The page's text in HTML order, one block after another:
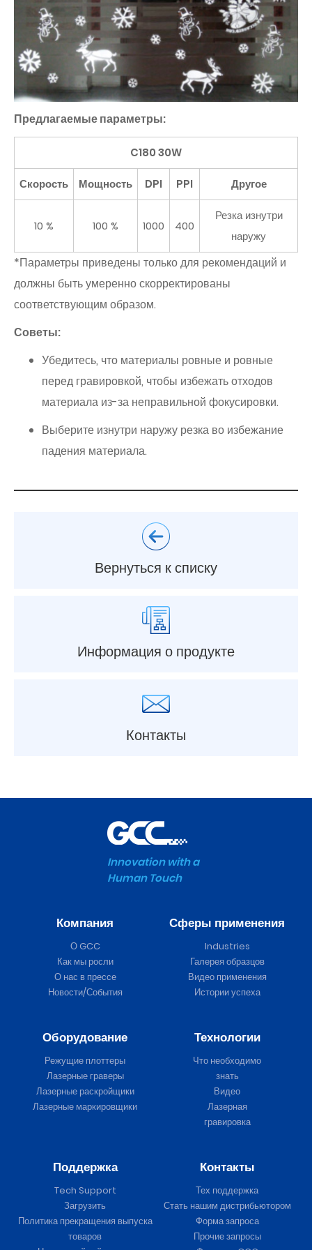
Предлагаемые параметры:
C180 30W
Скорость Мощность DPI PPI Другое
10 % 100 % 1000 400
Резка изнутри
наружу
*Параметры приведены только для рекомендаций и
должны быть умеренно скорректированы
соответствующим образом.
Советы:
Убедитесь, что материалы ровные и ровные
перед гравировкой, чтобы избежать отходов
материала из-за неправильной фокусировки.
Выберите изнутри наружу резка во избежание
падения материала.
Вернуться к списку
Информация о продукте
Контакты
Innovation with a
Human Touch
Компания
О GCC
Как мы росли
О нас в прессе
Новости/События
Сферы применения
Industries
Галерея образцов
Видео применения
Истории успеха
Оборудование
Режущие плоттеры
Лазерные граверы
Лазерные раскройщики
Лазерные маркировщики
Технологии
Что необходимо
знать
Видео
Лазерная
гравировка
Поддержка
Tech Support
Загрузить
Политика прекращения выпуска
товаров
Контакты
Тех поддержка
Стать нашим дистрибьютором
Форма запроса
Прочие запросы